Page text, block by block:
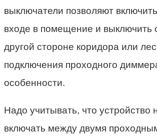
выключатели позволяют
входе в помещение и выключить
другой стороне коридора или
подключения проходного
особенности.
Надо учитывать, что устройство
включать между двумя